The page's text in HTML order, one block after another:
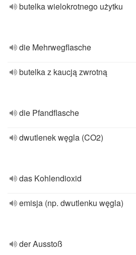
butelka wielokrotnego użytku
die Mehrwegflasche
butelka z kaucją zwrotną
die Pfandflasche
dwutlenek węgla (CO2)
das Kohlendioxid
emisja (np. dwutlenku węgla)
der Ausstoß